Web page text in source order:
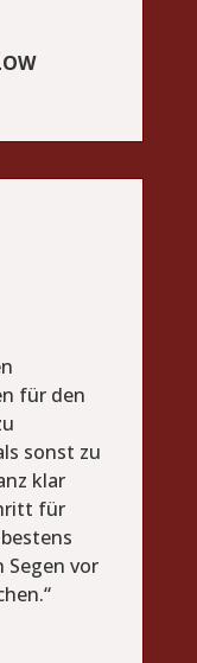
für den
sonst zu
klar
für
Segen vor